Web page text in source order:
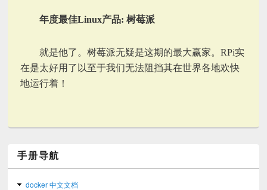
年度最佳Linux产品: 树莓派
就是他了。树莓派无疑是这期的最大赢家。RPi实
在是太好用了以至于我们无法阻挡其在世界各地欢快
地运行着！
手册导航
docker 中文文档